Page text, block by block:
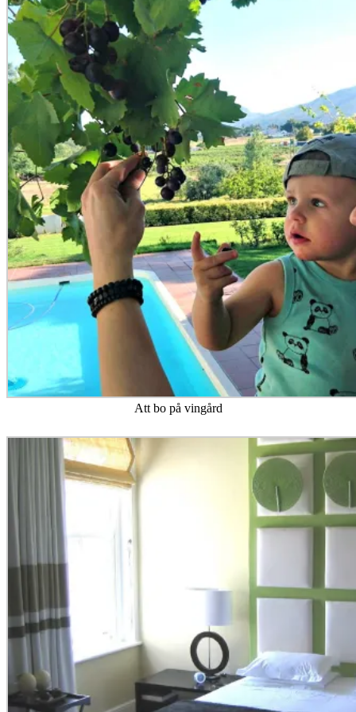
Kapstaden Kenya Kruger Malariafri Safari
med barn resor sydafrika Restauranger restauranger i
Kapstadenrestauranger i vindistrikten
i Krugerparken Safari i Sydafrika Safaripaket
sydafrika Sydafrikaexperten sydafrikas vindistrikt
vardagsproblem vinvindistrikten vingårdar i Sydafrika väder
välgörenhet Wilmer
Arkiv
Arkiv
Prenumerera på min blogg
RSS – inlägg
RSS – kommentarer
Prenumerera på bloggen via epost
Ange din e-postadress för att prenumerera på den här bloggen och få
meddelanden om nya inlägg via e-post.
Gör som 42 andra, prenumerera du med.
Bloggar jag följer
Sydafrikaexperten – Er guide i Sydafrika
Sydafrikaexperten- Hur är läget efter pandemin?
Allt har ett slut
Sydafrikabloggen
Ny konsul och ny konsulatadress 9 juli, 2025
FREEDOMtravel – Sveriges mesta resemagasin